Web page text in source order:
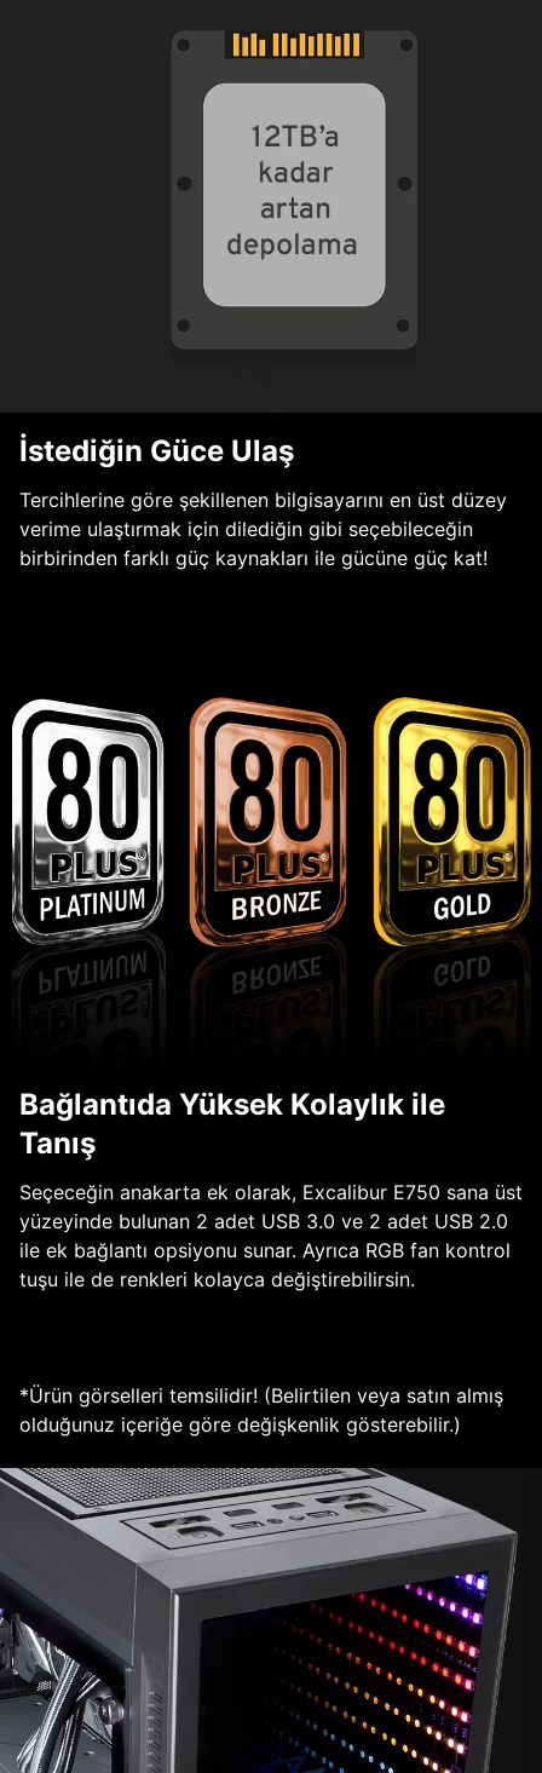
İstediğin Güce Ulaş
Tercihlerine göre şekillenen bilgisayarını en üst düzey
verime ulaştırmak için dilediğin gibi seçebileceğin
birbirinden farklı güç kaynakları ile gücüne güç kat!
Bağlantıda Yüksek Kolaylık ile
Tanış
Seçeceğin anakarta ek olarak, Excalibur E750 sana üst
yüzeyinde bulunan 2 adet USB 3.0 ve 2 adet USB 2.0
ile ek bağlantı opsiyonu sunar. Ayrıca RGB fan kontrol
tuşu ile de renkleri kolayca değiştirebilirsin.
*Ürün görselleri temsilidir! (Belirtilen veya satın almış
olduğunuz içeriğe göre değişkenlik gösterebilir.)